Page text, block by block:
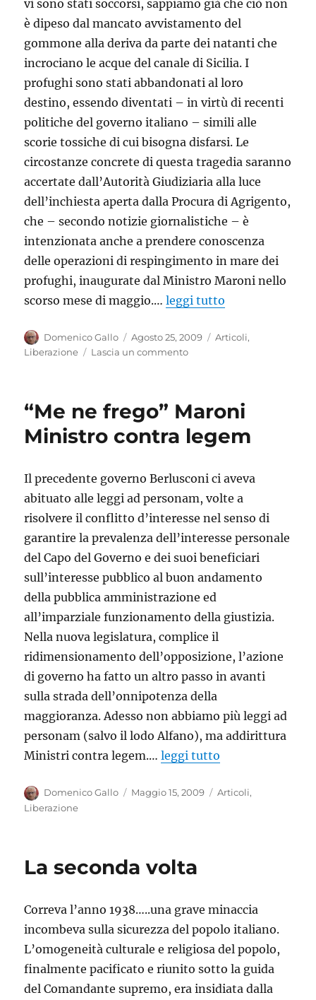
vi sono stati soccorsi, sappiamo già che ciò non
è dipeso dal mancato avvistamento del
gommone alla deriva da parte dei natanti che
incrociano le acque del canale di Sicilia. I
profughi sono stati abbandonati al loro
destino, essendo diventati – in virtù di recenti
politiche del governo italiano – simili alle
scorie tossiche di cui bisogna disfarsi. Le
circostanze concrete di questa tragedia saranno
accertate dall’Autorità Giudiziaria alla luce
dell’inchiesta aperta dalla Procura di Agrigento,
che – secondo notizie giornalistiche – è
intenzionata anche a prendere conoscenza
delle operazioni di respingimento in mare dei
profughi, inaugurate dal Ministro Maroni nello
scorso mese di maggio.…leggi tutto
Autore
Domenico Gallo
Pubblicato
il
Agosto 25, 2009 Categorie
Articoli,
Liberazione
Lascia un commentosu
è
stata
violata
“Me ne frego” Maroni
Ministro contra legem
Il precedente governo Berlusconi ci aveva
abituato alle leggi ad personam, volte a
risolvere il conflitto d’interesse nel senso di
garantire la prevalenza dell’interesse personale
del Capo del Governo e dei suoi beneficiari
sull’interesse pubblico al buon andamento
della pubblica amministrazione ed
all’imparziale funzionamento della giustizia.
Nella nuova legislatura, complice il
ridimensionamento dell’opposizione, l’azione
di governo ha fatto un altro passo in avanti
sulla strada dell’onnipotenza della
maggioranza. Adesso non abbiamo più leggi ad
personam (salvo il lodo Alfano), ma addirittura
Ministri contra legem.…leggi tutto
Autore
Domenico Gallo
Pubblicato
Maggio 15, 2009 Categorie
Articoli,
Liberazione
La seconda volta
Correva l’anno 1938…..una grave minaccia
incombeva sulla sicurezza del popolo italiano.
L’omogeneità culturale e religiosa del popolo,
finalmente pacificato e riunito sotto la guida
del Comandante supremo, era insidiata dalla